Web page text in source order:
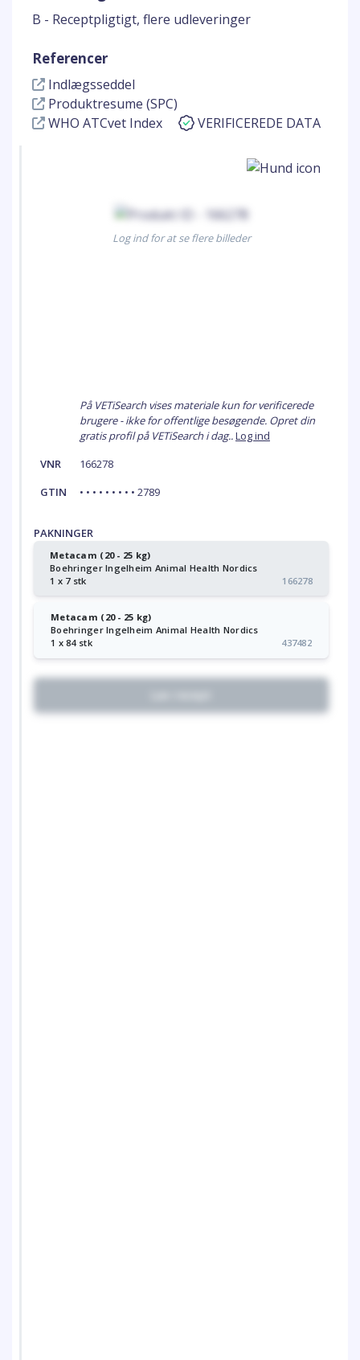
B - Receptpligtigt, flere udleveringer
Referencer
Indlægsseddel
Produktresume (SPC)
WHO ATCvet Index
VERIFICEREDE DATA
Log ind for at se flere billeder
På VETiSearch vises materiale kun for verificerede
brugere - ikke for offentlige besøgende. Opret din
gratis profil på VETiSearch i dag..Log ind
VNR
166278
GTIN
• • • • • • • • • 2789
PAKNINGER
Metacam (20 - 25 kg)
Boehringer Ingelheim Animal Health Nordics
1 x 7 stk
166278
Metacam (20 - 25 kg)
Boehringer Ingelheim Animal Health Nordics
1 x 84 stk
437482